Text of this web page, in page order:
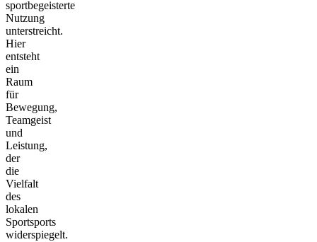
sportbegeisterte
Nutzung
unterstreicht.
Hier
entsteht
ein
Raum
für
Bewegung,
Teamgeist
und
Leistung,
der
die
Vielfalt
des
lokalen
Sportsports
widerspiegelt.